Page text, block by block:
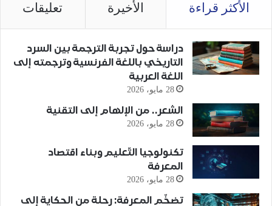
الأكثر قراءة الأخيرة تعليقات
دراسة حول تجربة الترجمة بين السرد
التاريخي باللغة الفرنسية وترجمته إلى
اللغة العربية
28 مايو، 2026
الشعر.. من الإلهام إلى التقنية
28 مايو، 2026
تكنولوجيا التّعليم وبناء اقتصاد
المعرفة
28 مايو، 2026
تضخّم المعرفة: رحلة من الحكاية إلى